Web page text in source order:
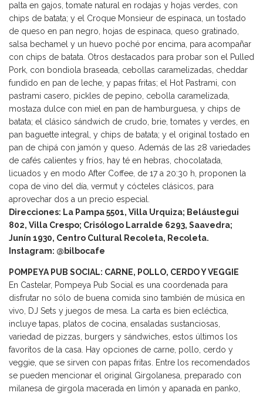
palta en gajos, tomate natural en rodajas y hojas verdes, con
chips de batata; y el Croque Monsieur de espinaca, un tostado
de queso en pan negro, hojas de espinaca, queso gratinado,
salsa bechamel y un huevo poché por encima, para acompañar
con chips de batata. Otros destacados para probar son el Pulled
Pork, con bondiola braseada, cebollas caramelizadas, cheddar
fundido en pan de leche, y papas fritas; el Hot Pastrami, con
pastrami casero, pickles de pepino, cebolla caramelizada,
mostaza dulce con miel en pan de hamburguesa, y chips de
batata; el clásico sándwich de crudo, brie, tomates y verdes, en
pan baguette integral, y chips de batata; y el original tostado en
pan de chipá con jamón y queso. Además de las 28 variedades
de cafés calientes y fríos, hay té en hebras, chocolatada,
licuados y en modo After Coffee, de 17 a 20:30 h, proponen la
copa de vino del día, vermut y cócteles clásicos, para
aprovechar dos a un precio especial.
Direcciones: La Pampa 5501, Villa Urquiza; Beláustegui
802, Villa Crespo; Crisólogo Larralde 6293, Saavedra;
Junín 1930, Centro Cultural Recoleta, Recoleta.
Instagram: @bilbocafe
POMPEYA PUB SOCIAL: CARNE, POLLO, CERDO Y VEGGIE
En Castelar, Pompeya Pub Social es una coordenada para
disfrutar no sólo de buena comida sino también de música en
vivo, DJ Sets y juegos de mesa. La carta es bien ecléctica,
incluye tapas, platos de cocina, ensaladas sustanciosas,
variedad de pizzas, burgers y sándwiches, estos últimos los
favoritos de la casa. Hay opciones de carne, pollo, cerdo y
veggie, que se sirven con papas fritas. Entre los recomendados
se pueden mencionar el original Girgolanesa, preparado con
milanesa de girgola macerada en limón y apanada en panko,